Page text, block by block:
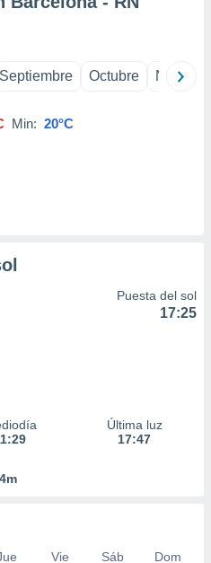
Septiembre Octubre
Min: 20°C
Puesta del sol
17:25
Última luz
17:47
Vie Sáb
Dom